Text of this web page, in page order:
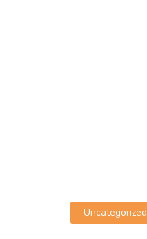
Uncategorized